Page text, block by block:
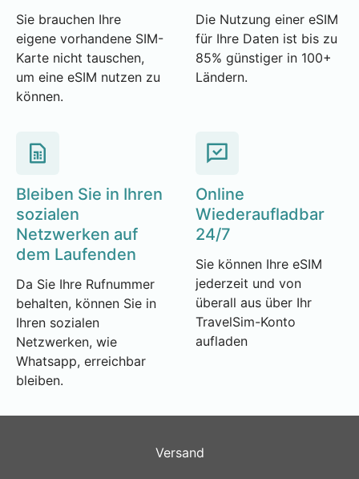
Sie brauchen Ihre
eigene vorhandene SIM-
Karte nicht tauschen,
um eine eSIM nutzen zu
können.
Die Nutzung einer eSIM
für Ihre Daten ist bis zu
85% günstiger in 100+
Ländern.
Bleiben Sie in Ihren
sozialen
Netzwerken auf
dem Laufenden
Da Sie Ihre Rufnummer
behalten, können Sie in
Ihren sozialen
Netzwerken, wie
Whatsapp, erreichbar
bleiben.
Online
Wiederaufladbar
24/7
Sie können Ihre eSIM
jederzeit und von
überall aus über Ihr
TravelSim-Konto
aufladen
Versand